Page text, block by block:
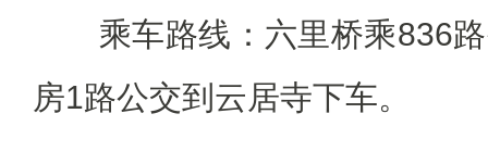
乘车路线：六里桥乘836路
房1路公交到云居寺下车。